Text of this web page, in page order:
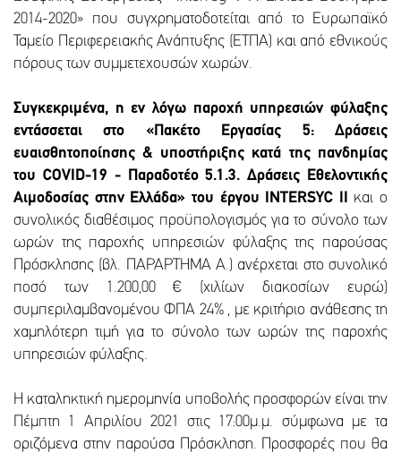
2014-2020» που συγχρηματοδοτείται από το Ευρωπαϊκό
Ταμείο Περιφερειακής Ανάπτυξης (ΕΤΠΑ) και από εθνικούς
πόρους των συμμετεχουσών χωρών.
Συγκεκριμένα, η εν λόγω παροχή υπηρεσιών φύλαξης
εντάσσεται στο «Πακέτο Εργασίας 5: Δράσεις
ευαισθητοποίησης & υποστήριξης κατά της πανδημίας
του COVID-19 - Παραδοτέο 5.1.3. Δράσεις Εθελοντικής
Αιμοδοσίας στην Ελλάδα» του έργου ΙΝΤΕRSYC II και ο
συνολικός διαθέσιμος προϋπολογισμός για το σύνολο των
ωρών της παροχής υπηρεσιών φύλαξης της παρούσας
Πρόσκλησης (βλ. ΠΑΡΑΡΤΗΜΑ Α.) ανέρχεται στο συνολικό
ποσό των 1.200,00 € (χιλίων διακοσίων ευρώ)
συμπεριλαμβανομένου ΦΠΑ 24% , με κριτήριο ανάθεσης τη
χαμηλότερη τιμή για το σύνολο των ωρών της παροχής
υπηρεσιών φύλαξης.
Η καταληκτική ημερομηνία υποβολής προσφορών είναι την
Πέμπτη 1 Απριλίου 2021 στις 17:00μ.μ. σύμφωνα με τα
οριζόμενα στην παρούσα Πρόσκληση. Προσφορές που θα